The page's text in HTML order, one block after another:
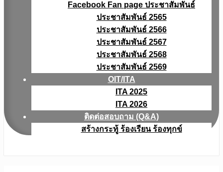
Facebook Fan page ประชาสัมพันธ์
ประชาสัมพันธ์ 2565
ประชาสัมพันธ์ 2566
ประชาสัมพันธ์ 2567
ประชาสัมพันธ์ 2568
ประชาสัมพันธ์ 2569
OIT/ITA
ITA 2025
ITA 2026
ติดต่อสอบถาม (Q&A)
สร้างกระทู้ ร้องเรียน ร้องทุกข์